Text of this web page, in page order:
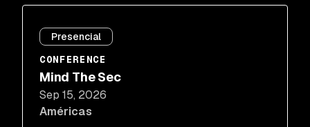
Presencial
CONFERENCE
Mind The Sec
Sep 15, 2026
Américas